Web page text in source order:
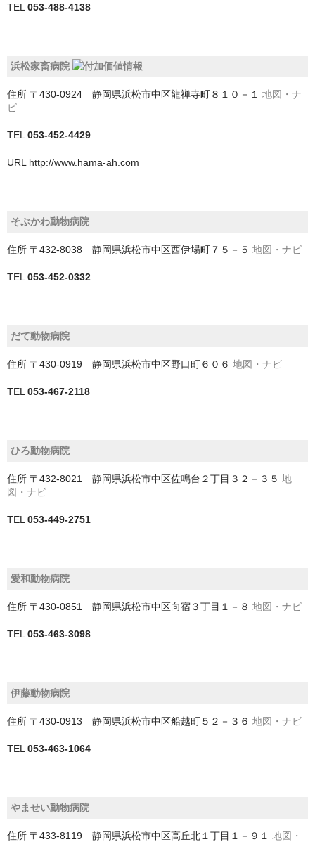
船橋市
袖ケ浦市
野田市
長生郡長柄町
長生郡長生村
館山市
香取郡多古町
鴨川市
和歌山県
さいたま市
ふじみ野市
入間市
入間郡三芳町
入間郡毛呂山町
八潮市
加須市
TEL 053-488-4138
浜松家畜病院
住所 〒430-0924 静岡県浜松市中区龍禅寺町８１０－１ 地図・ナ
ビ
TEL 053-452-4429
URLhttp://www.hama-ah.com
そぶかわ動物病院
住所 〒432-8038 静岡県浜松市中区西伊場町７５－５ 地図・ナビ
TEL 053-452-0332
だて動物病院
住所 〒430-0919 静岡県浜松市中区野口町６０６ 地図・ナビ
TEL 053-467-2118
ひろ動物病院
住所 〒432-8021 静岡県浜松市中区佐鳴台２丁目３２－３５ 地
図・ナビ
TEL 053-449-2751
愛和動物病院
住所 〒430-0851 静岡県浜松市中区向宿３丁目１－８ 地図・ナビ
TEL 053-463-3098
伊藤動物病院
住所 〒430-0913 静岡県浜松市中区船越町５２－３６ 地図・ナビ
TEL 053-463-1064
やませい動物病院
住所 〒433-8119 静岡県浜松市中区高丘北１丁目１－９１ 地図・